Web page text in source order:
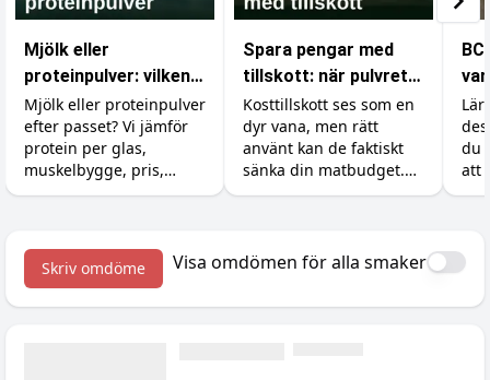
Mjölk eller
proteinpulver: vilken
proteinkälla ska du
välja?
Mjölk eller proteinpulver
efter passet? Vi jämför
protein per glas,
muskelbygge, pris,
kalorier och magen, så
är värt pengarna.
Spara pengar med
tillskott: när pulvret
är billigare än maten
Kosttillskott ses som en
dyr vana, men rätt
använt kan de faktiskt
sänka din matbudget.
Så ersätter du dyra
med billigare protein,
Lär
du
att
Skriv omdöme Visa omdömen för alla smaker